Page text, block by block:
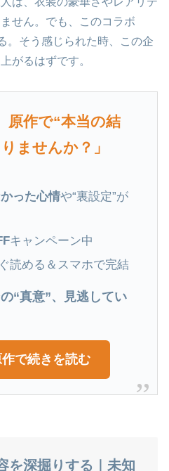
せん。でも、このコラボ
。そう感じられた時、この企
がるはずです。
原作で“本当の結
ませんか？」
った心情や“裏設定”が
キャンペーン中
読める＆スマホで完結
“真意”、見逃してい
で続きを読む
を深掘りする｜未知